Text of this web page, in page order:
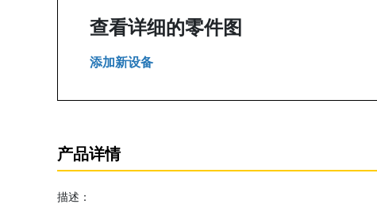
查看详细的零件图
添加新设备
产品详情
描述：